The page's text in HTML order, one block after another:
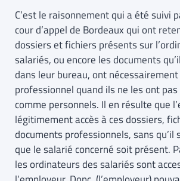
C’est le raisonnement qui a été suivi
cour d’appel de Bordeaux qui ont
dossiers et fichiers présents sur
salariés, ou encore les documents
dans leur bureau, ont
professionnel quand ils ne les ont
comme personnels. Il en résulte que
légitimement accès à ces dossiers,
documents professionnels, sans qu’il
que le salarié concerné soit présent.
les ordinateurs des salariés sont